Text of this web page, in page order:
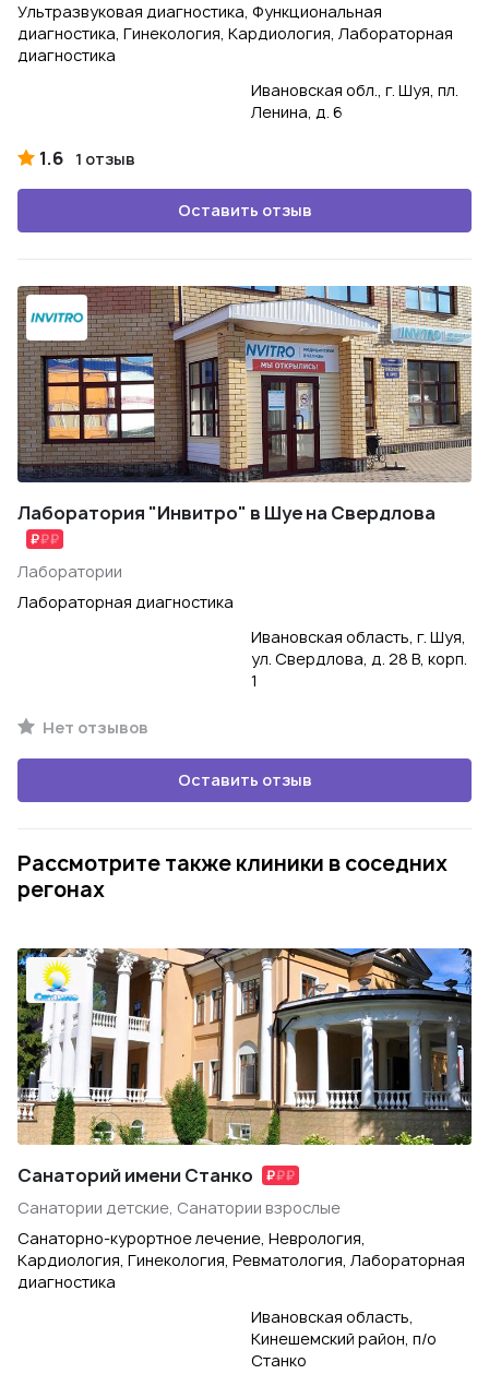
Ультразвуковая диагностика, Функциональная
диагностика, Гинекология, Кардиология, Лабораторная
диагностика
Ивановская обл., г. Шуя, пл.
Ленина, д. 6
1.6 1 отзыв
Оставить отзыв
Лаборатория "Инвитро" в Шуе на Свердлова
Лаборатории
Лабораторная диагностика
Ивановская область, г. Шуя,
ул. Свердлова, д. 28 В, корп.
1
Нет отзывов
Оставить отзыв
Рассмотрите также клиники в соседних
регонах
Санаторий имени Станко
Санатории детские, Санатории взрослые
Санаторно-курортное лечение, Неврология,
Кардиология, Гинекология, Ревматология, Лабораторная
диагностика
Ивановская область,
Кинешемский район, п/о
Станко